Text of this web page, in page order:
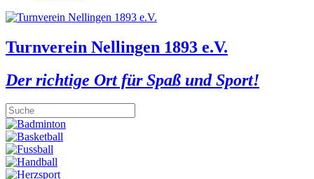
Turnverein Nellingen 1893 e.V.
Der richtige Ort für Spaß und Sport!